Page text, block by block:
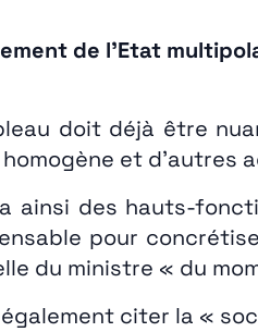
de l’Etat
doit déjà être
et d’autres
ainsi des hauts-
pour
du ministre « du
citer la «